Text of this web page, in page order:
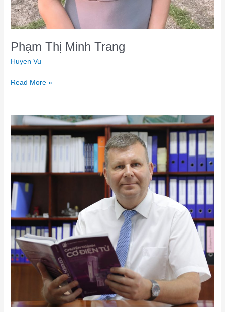
Phạm Thị Minh Trang
Huyen Vu
Read More »
Frank
Schulze